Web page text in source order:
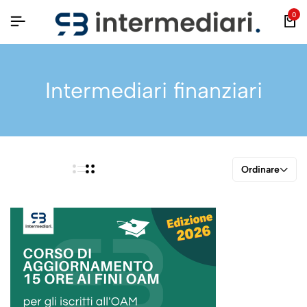
0
Intermediari finanziari
Ordinare